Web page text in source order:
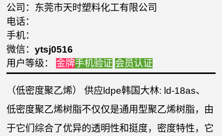
公司： 东莞市天时塑料化工有限公司
电话：
手机：
微信： ytsj0516
用户等级： 金牌手机验证 会员认证
（低密度聚乙烯） 供应ldpe韩国大林: ld-18as、
低密度聚乙烯树脂不仅仅是通用型聚乙烯树脂，由
于它们综合了优异的透明性和挺度，密度特性，它